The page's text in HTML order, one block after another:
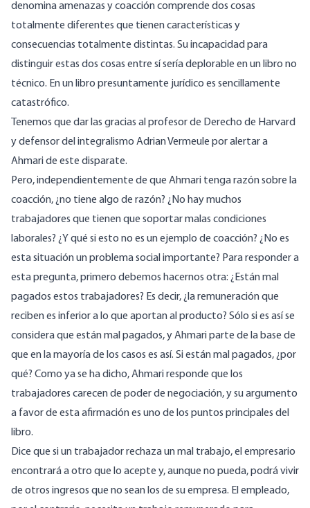
denomina amenazas y coacción comprende dos cosas
totalmente diferentes que tienen características y
consecuencias totalmente distintas. Su incapacidad para
distinguir estas dos cosas entre sí sería deplorable en un libro no
técnico. En un libro presuntamente jurídico es sencillamente
catastrófico.
Tenemos que dar las gracias al profesor de Derecho de Harvard
y defensor del integralismo Adrian Vermeule por alertar a
Ahmari de este disparate.
Pero, independientemente de que Ahmari tenga razón sobre la
coacción, ¿no tiene algo de razón? ¿No hay muchos
trabajadores que tienen que soportar malas condiciones
laborales? ¿Y qué si esto no es un ejemplo de coacción? ¿No es
esta situación un problema social importante? Para responder a
esta pregunta, primero debemos hacernos otra: ¿Están mal
pagados estos trabajadores? Es decir, ¿la remuneración que
reciben es inferior a lo que aportan al producto? Sólo si es así se
considera que están mal pagados, y Ahmari parte de la base de
que en la mayoría de los casos es así. Si están mal pagados, ¿por
qué? Como ya se ha dicho, Ahmari responde que los
trabajadores carecen de poder de negociación, y su argumento
a favor de esta afirmación es uno de los puntos principales del
libro.
Dice que si un trabajador rechaza un mal trabajo, el empresario
encontrará a otro que lo acepte y, aunque no pueda, podrá vivir
de otros ingresos que no sean los de su empresa. El empleado,